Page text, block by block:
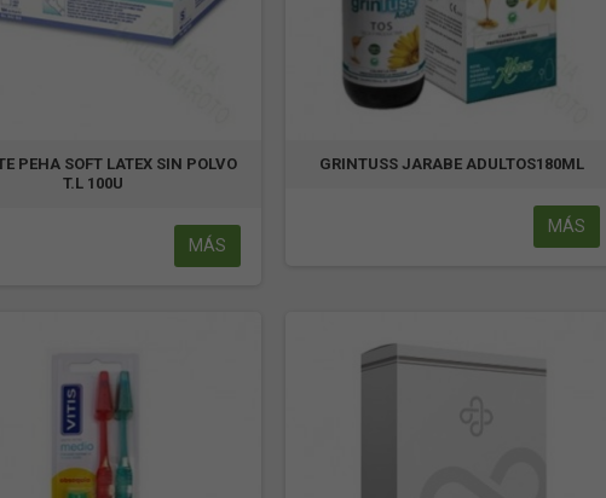
PEHA SOFT LATEX SIN POLVO
T.L 100U
MÁS
GRINTUSS JARABE ADULTOS180ML
MÁS